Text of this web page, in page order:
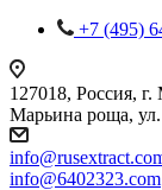
+7 (495)
127018, Россия,
Марьина роща,
info@6402323.com